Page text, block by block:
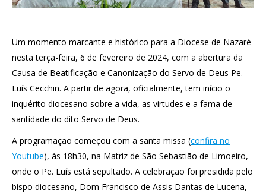
Um momento marcante e histórico para a Diocese de Nazaré
nesta terça-feira, 6 de fevereiro de 2024, com a abertura da
Causa de Beatificação e Canonização do Servo de Deus Pe.
Luís Cecchin. A partir de agora, oficialmente, tem início o
inquérito diocesano sobre a vida, as virtudes e a fama de
santidade do dito Servo de Deus.
A programação começou com a santa missa (confira no
Youtube), às 18h30, na Matriz de São Sebastião de Limoeiro,
onde o Pe. Luís está sepultado. A celebração foi presidida pelo
bispo diocesano, Dom Francisco de Assis Dantas de Lucena,